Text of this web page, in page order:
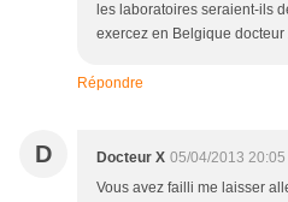
les laboratoires seraient-ils
exercez en Belgique docteur
Répondre
D Docteur X 05/04/2013 20:05
Vous avez failli me laisser